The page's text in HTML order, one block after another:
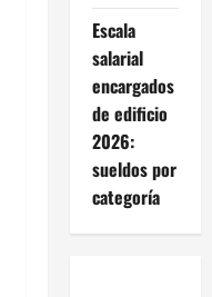
Escala
salarial
encargados
de edificio
2026:
sueldos por
categoría